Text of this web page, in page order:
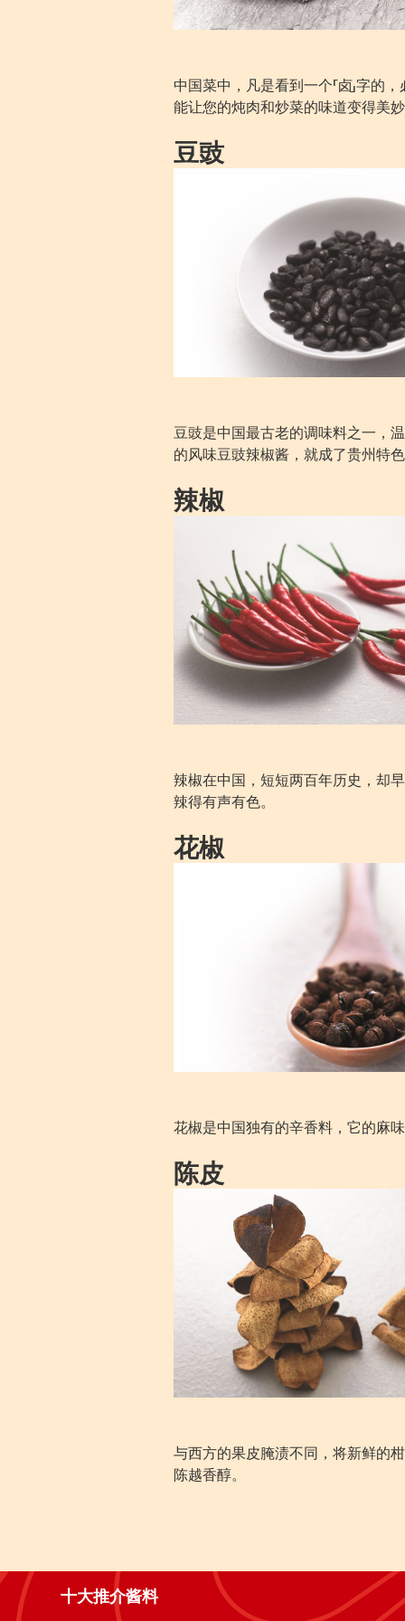
中国菜中，凡是看到一个「卤」字
能让您的炖肉和炒菜的味道变得美
豆豉
豆豉是中国最古老的调味料之一，
的风味豆豉辣椒酱，就成了贵州特
辣椒
辣椒在中国，短短两百年历史，却
辣得有声有色。
花椒
花椒是中国独有的辛香料，它的麻
陈皮
与西方的果皮腌渍不同，将新鲜的
陈越香醇。
十大推介酱料